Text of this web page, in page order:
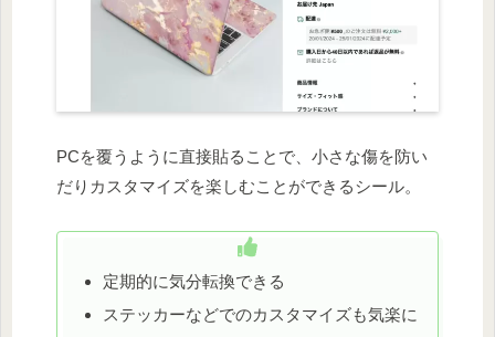
PCを覆うように直接貼ることで、小さな傷を防い
だりカスタマイズを楽しむことができるシール。
定期的に気分転換できる
ステッカーなどでのカスタマイズも気楽に